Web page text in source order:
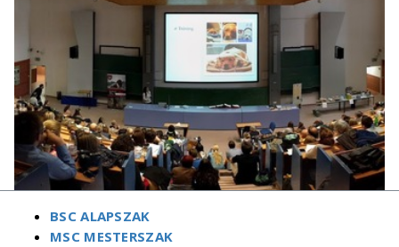
BSC ALAPSZAK
MSC MESTERSZAK